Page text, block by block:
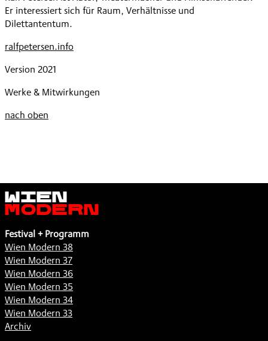
Er interessiert sich für Raum, Verhältnisse und
Dilettantentum.
ralfpetersen.info
Version 2021
Werke & Mitwirkungen
nach oben
Wien
Modern
Festival + Programm
Wien Modern 38
Wien Modern 37
Wien Modern 36
Wien Modern 35
Wien Modern 34
Wien Modern 33
Archiv